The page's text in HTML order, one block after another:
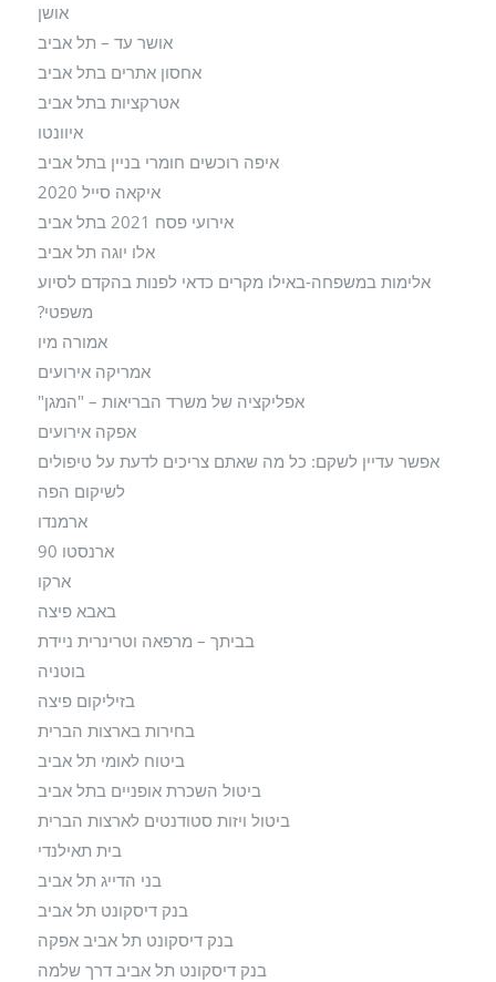
אושן
אושר עד – תל אביב
אחסון אתרים בתל אביב
אטרקציות בתל אביב
איוונטו
איפה רוכשים חומרי בניין בתל אביב
איקאה סייל 2020
אירועי פסח 2021 בתל אביב
אלו יוגה תל אביב
אלימות במשפחה-באילו מקרים כדאי לפנות בהקדם לסיוע
משפטי?
אמורה מיו
אמריקה אירועים
אפליקציה של משרד הבריאות – "המגן"
אפקה אירועים
אפשר עדיין לשקם: כל מה שאתם צריכים לדעת על טיפולים
לשיקום הפה
ארמנדו
ארנסטו 90
ארקו
באבא פיצה
בביתך – מרפאה וטרינרית ניידת
בוטניה
בזיליקום פיצה
בחירות בארצות הברית
ביטוח לאומי תל אביב
ביטול השכרת אופניים בתל אביב
ביטול ויזות סטודנטים לארצות הברית
בית תאילנדי
בני הדייג תל אביב
בנק דיסקונט תל אביב
בנק דיסקונט תל אביב אפקה
בנק דיסקונט תל אביב דרך שלמה